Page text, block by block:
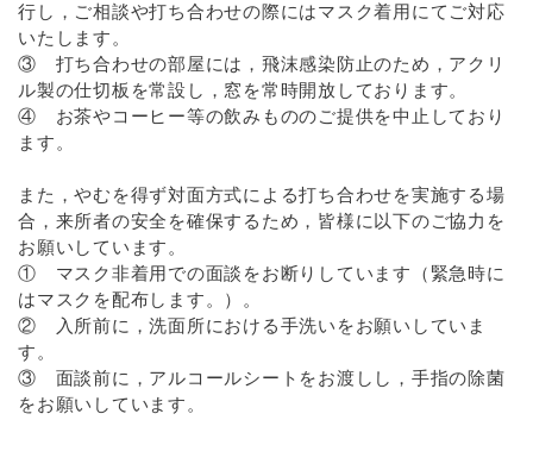
行し，ご相談や打ち合わせの際にはマスク着用にてご対応
いたします。
③ 打ち合わせの部屋には，飛沫感染防止のため，アクリ
ル製の仕切板を常設し，窓を常時開放しております。
④ お茶やコーヒー等の飲みもののご提供を中止しており
ます。
また，やむを得ず対面方式による打ち合わせを実施する場
合，来所者の安全を確保するため，皆様に以下のご協力を
お願いしています。
① マスク非着用での面談をお断りしています（緊急時に
はマスクを配布します。）。
② 入所前に，洗面所における手洗いをお願いしていま
す。
③ 面談前に，アルコールシートをお渡しし，手指の除菌
をお願いしています。